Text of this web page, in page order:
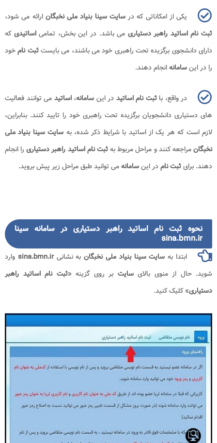
یکی از امکاناتی که درسایت سینا بنیاد ملی نخبگان ارائه می شود،
ثبت نام اساتید راهبر دستیاری می باشد. در این بخش، تمامیاساتیدیکه
دارای دانشجوی برگزیده تحت راهبری خود می باشند، می بایستثبت نامخود
را در اینسامانهانجام دهند.
در واقع، باثبت نام اساتید در این سامانه،اساتید می توانند فعالیت
های دستیاری دانشجویان برگزیده تحت راهبری خود را تایید کنند. بنابراین،
لازم است که هر یک از اساتید با شرایط ذکر شده، به سایت سینا بنیاد ملی
نخبگانمراجعه کنند و مراحل مربوط بهثبت نام اساتید راهبر دستیاری را انجام
دهند. برایثبت نامدر اینسامانهمی توانید طبق مراحل زیر پیش بروید.
نحوه ثبت نام اساتید راهبر دستیاری در سامانه سینا
sina.bmn.ir
ابتدا به سایت سینا بنیاد ملی نخبگانبه نشانیsina.bmn.ir وارد
شوید. حال از منوی بالایسایت بر روی گزینه «ثبت نام اساتید راهبر
دستیاری» کلیک کنید.